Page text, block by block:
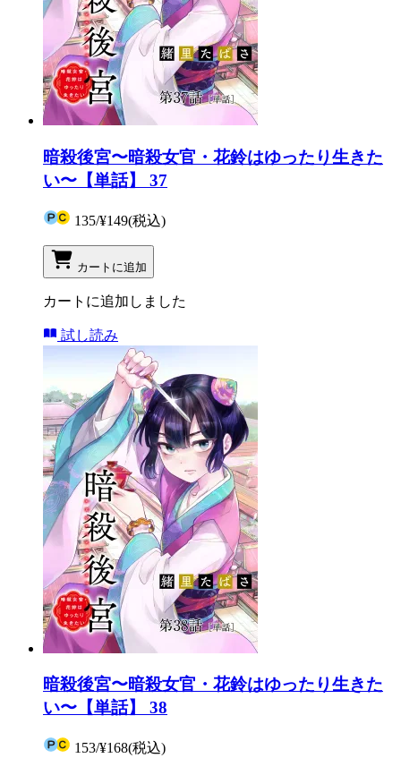
暗殺後宮〜暗殺女官・花鈴はゆったり生きた
い〜【単話】 37
135/¥149(税込)
カートに追加
カートに追加しました
試し読み
暗殺後宮〜暗殺女官・花鈴はゆったり生きた
い〜【単話】 38
153/¥168(税込)